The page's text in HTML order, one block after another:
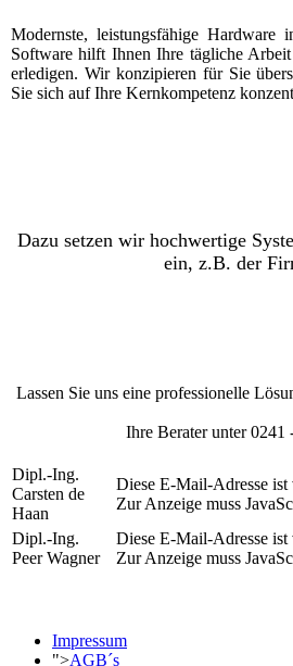
Modernste, leistungsfähige Hardware
Software hilft Ihnen Ihre tägliche
erledigen. Wir konzipieren für Sie
Sie sich auf Ihre Kernkompetenz
Dazu setzen wir hochwertige
ein, z.B. der
Lassen Sie uns eine professionelle
Ihre Berater unter 0241
Dipl.-Ing.
Carsten de
Haan
Diese E-Mail-Adresse ist
Zur Anzeige muss
Dipl.-Ing.
Peer Wagner
Diese E-Mail-Adresse ist
Zur Anzeige muss
Impressum
">AGB´s